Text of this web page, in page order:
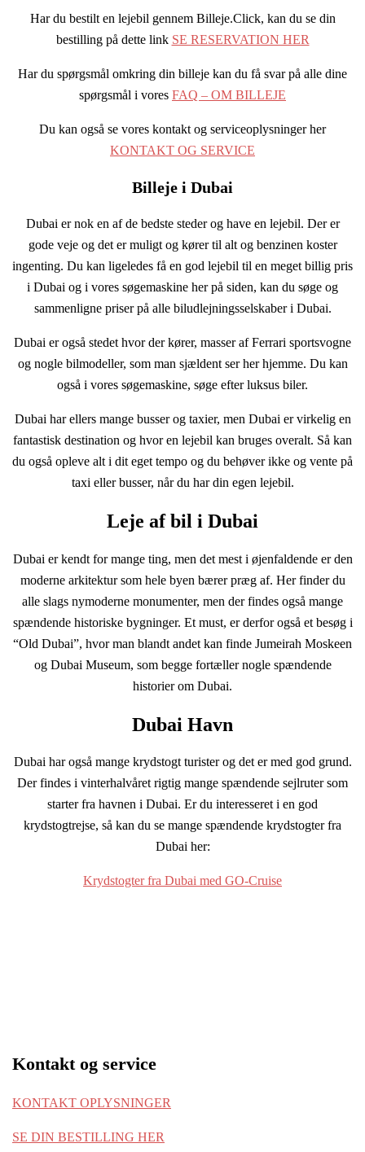
Har du bestilt en lejebil gennem Billeje.Click, kan du se din
bestilling på dette link SE RESERVATION HER
Har du spørgsmål omkring din billeje kan du få svar på alle dine
spørgsmål i vores FAQ – OM BILLEJE
Du kan også se vores kontakt og serviceoplysninger her
KONTAKT OG SERVICE
Billeje i Dubai
Dubai er nok en af de bedste steder og have en lejebil. Der er
gode veje og det er muligt og kører til alt og benzinen koster
ingenting. Du kan ligeledes få en god lejebil til en meget billig pris
i Dubai og i vores søgemaskine her på siden, kan du søge og
sammenligne priser på alle biludlejningsselskaber i Dubai.
Dubai er også stedet hvor der kører, masser af Ferrari sportsvogne
og nogle bilmodeller, som man sjældent ser her hjemme. Du kan
også i vores søgemaskine, søge efter luksus biler.
Dubai har ellers mange busser og taxier, men Dubai er virkelig en
fantastisk destination og hvor en lejebil kan bruges overalt. Så kan
du også opleve alt i dit eget tempo og du behøver ikke og vente på
taxi eller busser, når du har din egen lejebil.
Leje af bil i Dubai
Dubai er kendt for mange ting, men det mest i øjenfaldende er den
moderne arkitektur som hele byen bærer præg af. Her finder du
alle slags nymoderne monumenter, men der findes også mange
spændende historiske bygninger. Et must, er derfor også et besøg i
“Old Dubai”, hvor man blandt andet kan finde Jumeirah Moskeen
og Dubai Museum, som begge fortæller nogle spændende
historier om Dubai.
Dubai Havn
Dubai har også mange krydstogt turister og det er med god grund.
Der findes i vinterhalvåret rigtig mange spændende sejlruter som
starter fra havnen i Dubai. Er du interesseret i en god
krydstogtrejse, så kan du se mange spændende krydstogter fra
Dubai her:
Krydstogter fra Dubai med GO-Cruise
Kontakt og service
KONTAKT OPLYSNINGER
SE DIN BESTILLING HER